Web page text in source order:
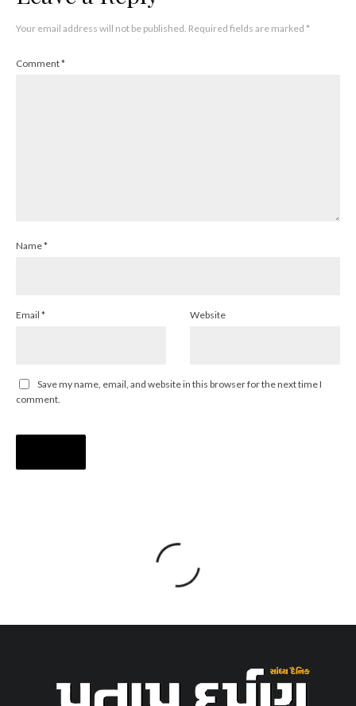
Your email address will not be published. Required fields are marked *
Comment*
Name*
Email * Website
Save my name, email, and website in this browser for the next time I
comment.